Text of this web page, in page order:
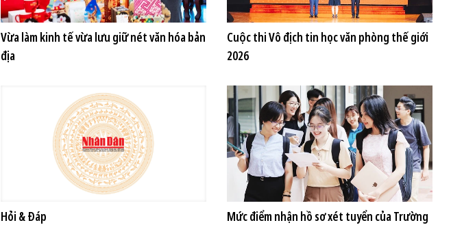
Vừa làm kinh tế vừa lưu giữ nét văn hóa bản
địa
Cuộc thi Vô địch tin học văn phòng thế giới
2026
Hỏi & Đáp
Mức điểm nhận hồ sơ xét tuyển của Trường